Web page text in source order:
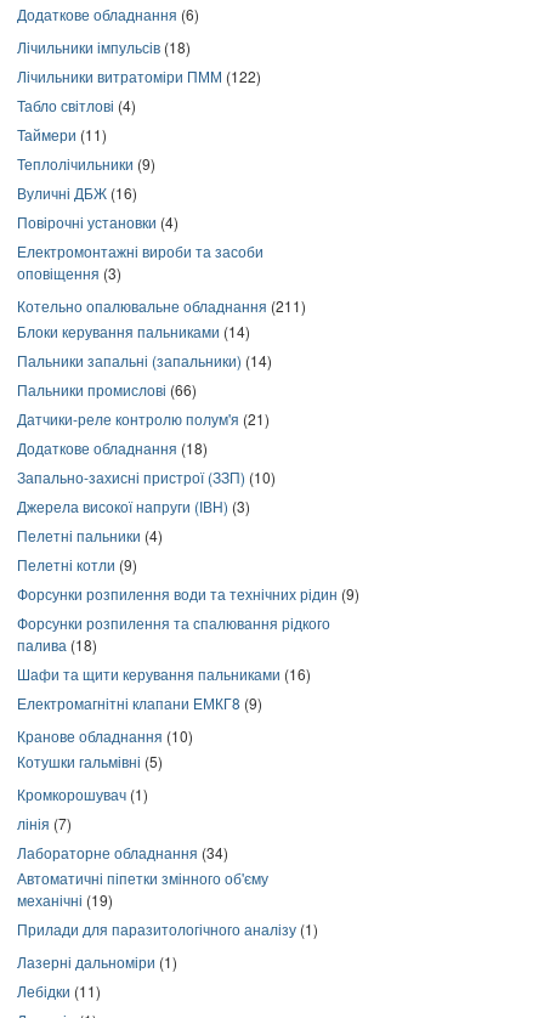
Додаткове обладнання (6)
Лічильники імпульсів (18)
Лічильники витратоміри ПММ (122)
Табло світлові (4)
Таймери (11)
Теплолічильники (9)
Вуличні ДБЖ (16)
Повірочні установки (4)
Електромонтажні вироби та засоби
оповіщення (3)
Котельно опалювальне обладнання (211)
Блоки керування пальниками (14)
Пальники запальні (запальники) (14)
Пальники промислові (66)
Датчики-реле контролю полум'я (21)
Додаткове обладнання (18)
Запально-захисні пристрої (ЗЗП) (10)
Джерела високої напруги (ІВН) (3)
Пелетні пальники (4)
Пелетні котли (9)
Форсунки розпилення води та технічних рідин (9)
Форсунки розпилення та спалювання рідкого
палива (18)
Шафи та щити керування пальниками (16)
Електромагнітні клапани ЕМКГ8 (9)
Кранове обладнання (10)
Котушки гальмівні (5)
Кромкорошувач (1)
лінія (7)
Лабораторне обладнання (34)
Автоматичні піпетки змінного об'єму
механічні (19)
Прилади для паразитологічного аналізу (1)
Лазерні дальноміри (1)
Лебідки (11)